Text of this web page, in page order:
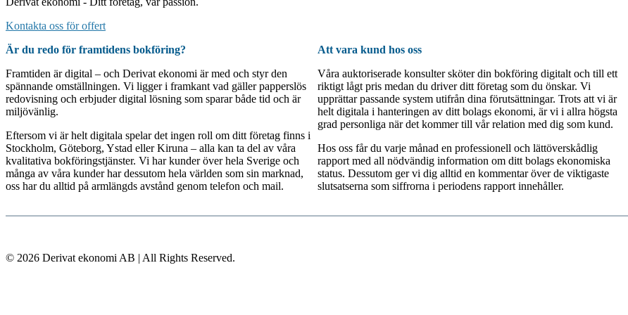
Kontakta oss för offert
Är du redo för framtidens bokföring?
Framtiden är digital – och Derivat ekonomi är med och styr den
spännande omställningen. Vi ligger i framkant vad gäller papperslös
redovisning och erbjuder digital lösning som sparar både tid och är
miljövänlig.
Eftersom vi är helt digitala spelar det ingen roll om ditt företag finns i
Stockholm, Göteborg, Ystad eller Kiruna – alla kan ta del av våra
kvalitativa bokföringstjänster. Vi har kunder över hela Sverige och
många av våra kunder har dessutom hela världen som sin marknad,
oss har du alltid på armlängds avstånd genom telefon och mail.
Att vara kund hos oss
Våra auktoriserade konsulter sköter din bokföring digitalt och till ett
riktigt lågt pris medan du driver ditt företag som du önskar. Vi
upprättar passande system utifrån dina förutsättningar. Trots att vi är
helt digitala i hanteringen av ditt bolags ekonomi, är vi i allra högsta
grad personliga när det kommer till vår relation med dig som kund.
Hos oss får du varje månad en professionell och lättöverskådlig
rapport med all nödvändig information om ditt bolags ekonomiska
status. Dessutom ger vi dig alltid en kommentar över de viktigaste
slutsatserna som siffrorna i periodens rapport innehåller.
© 2026 Derivat ekonomi AB | All Rights Reserved.